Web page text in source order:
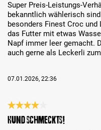
Super Preis-Leistungs-
bekanntlich wählerisch
besonders Finest Croc und
das Futter mit etwas
Napf immer leer gemacht.
auch gerne als Leckerli
07.01.2026, 22:36
Review with rating of 4 out
Hund schmeckts!